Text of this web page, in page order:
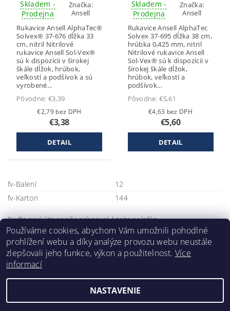
Skladem -
Prodejna
Značka:
Ansell
Rukavice Ansell AlphaTec®
Solvex® 37-676 dĺžka 33
cm, nitril Nitrilové
rukavice Ansell Sol-Vex®
sú k dispozícii v širokej
škále dĺžok, hrúbok,
veľkostí a podšívok a sú
vyrobené...
Pôvodne: €3,39
€2,79 bez DPH
€3,38
DETAIL
Skladem -
Prodejna
Značka:
Ansell
Rukavice Ansell AlphaTec
Solvex 37-695 dĺžka 38 cm,
hrúbka 0,425 mm, nitril
Nitrilové rukavice Ansell
Sol-Vex® sú k dispozícii v
širokej škále dĺžok,
hrúbok, veľkostí a
podšívok...
Pôvodne:€5,61
€4,63 bez DPH
€5,60
DETAIL
fv-Balení
12
fv-Karton
144
Buďte prvý, kto napíše príspevok k tejto položke.
Pridať komentár
2026 ©Klimafil, všetky práva vyhradené
Používáme cookies, abychom Vám umožnili pohodlné
prohlížení webu a díky analýze provozu webu neustále
zlepšovali jeho funkce, výkon a použitelnost. Více
informací
NASTAVENIE